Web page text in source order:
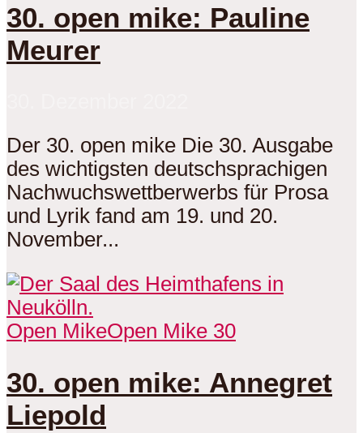
30. open mike: Pauline
Meurer
Der 30. open mike Die 30. Ausgabe
des wichtigsten deutschsprachigen
Nachwuchswettberwerbs für Prosa
und Lyrik fand am 19. und 20.
November...
Open MikeOpen Mike 30
30. open mike: Annegret
Liepold